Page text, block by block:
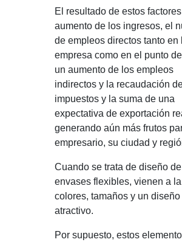
El resultado de estos factores
aumento de los ingresos, el
de empleos directos tanto en
empresa como en el punto
un aumento de los empleos
indirectos y la recaudación
impuestos y la suma de una
expectativa de exportación
generando aún más frutos
empresario, su ciudad y
Cuando se trata de diseño de
envases flexibles, vienen a
colores, tamaños y un diseño
atractivo.
Por supuesto, estos